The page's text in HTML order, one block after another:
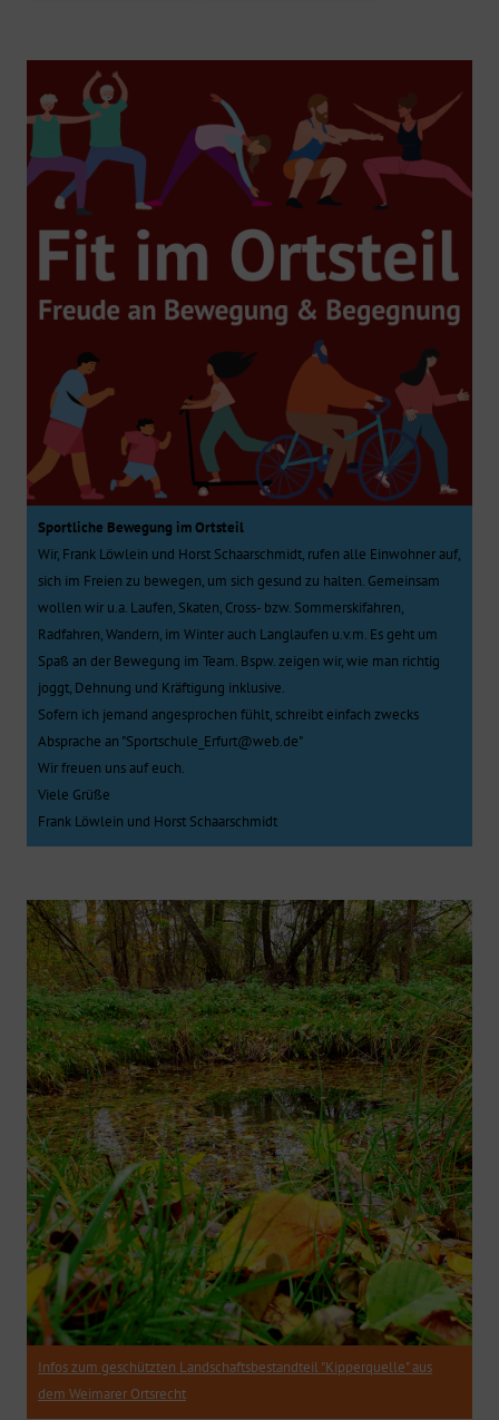
Sportliche Bewegung im Ortsteil
Wir, Frank Löwlein und Horst Schaarschmidt, rufen alle Einwohner auf,
sich im Freien zu bewegen, um sich gesund zu halten. Gemeinsam
wollen wir u.a. Laufen, Skaten, Cross- bzw. Sommerskifahren,
Radfahren, Wandern, im Winter auch Langlaufen u.v.m. Es geht um
Spaß an der Bewegung im Team. Bspw. zeigen wir, wie man richtig
joggt, Dehnung und Kräftigung inklusive.
Sofern ich jemand angesprochen fühlt, schreibt einfach zwecks
Absprache an "Sportschule_Erfurt@web.de"
Wir freuen uns auf euch.
Viele Grüße
Frank Löwlein und Horst Schaarschmidt
Infos zum geschützten Landschaftsbestandteil "Kipperquelle" aus
dem Weimarer Ortsrecht